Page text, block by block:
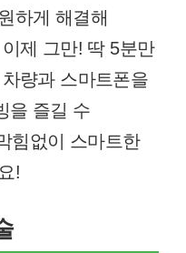
하게 해결해
제 그만! 딱 5분만
량과 스마트폰을
을 즐길 수
힘없이 스마트한
!